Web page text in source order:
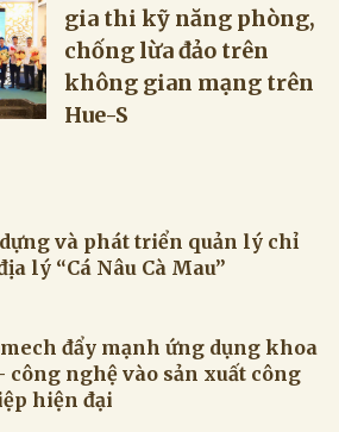
gia thi kỹ năng phòng,
chống lừa đảo trên
không gian mạng trên
Hue-S
và phát triển quản lý chỉ
lý “Cá Nâu Cà Mau”
đẩy mạnh ứng dụng khoa
công nghệ vào sản xuất công
hiện đại